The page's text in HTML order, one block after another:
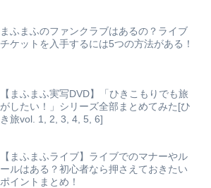
まふまふのファンクラブはあるの？ライブ
チケットを入手するには5つの方法がある！
【まふまふ実写DVD】「ひきこもりでも旅
がしたい！」シリーズ全部まとめてみた[ひ
き旅vol. 1, 2, 3, 4, 5, 6]
【まふまふライブ】ライブでのマナーやル
ールはある？初心者なら押さえておきたい
ポイントまとめ！